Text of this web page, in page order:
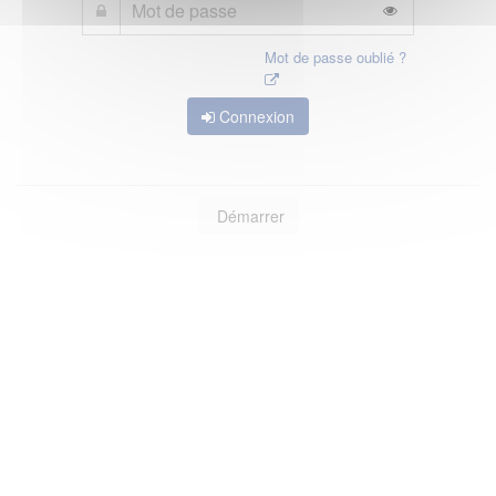
Mot de passe oublié ?
Connexion
Démarrer